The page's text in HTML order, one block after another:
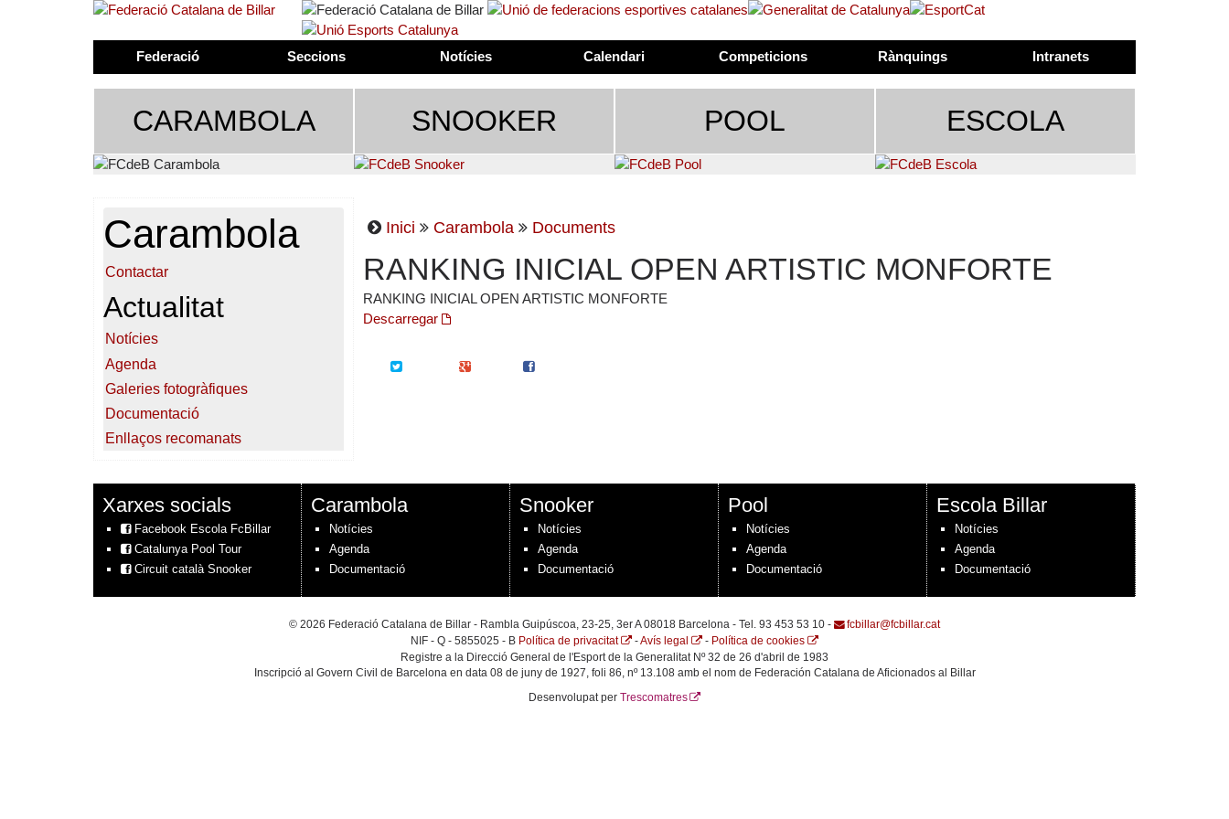
Federació Seccions Notícies Calendari Competicions Rànquings Intranets
CARAMBOLA SNOOKER POOL ESCOLA
Carambola
Contactar
Actualitat
Notícies
Agenda
Galeries fotogràfiques
Documentació
Enllaços recomanats
Inici Carambola Documents
RANKING INICIAL OPEN ARTISTIC MONFORTE
RANKING INICIAL OPEN ARTISTIC MONFORTE
Descarregar
Google+
Xarxes socials
Facebook Escola FcBillar
Catalunya Pool Tour
Circuit català Snooker
Carambola
Notícies
Agenda
Documentació
Snooker
Notícies
Agenda
Documentació
Pool
Notícies
Agenda
Documentació
Escola Billar
Notícies
Agenda
Documentació
© 2026 Federació Catalana de Billar - Rambla Guipúscoa, 23-25, 3er A 08018 Barcelona - Tel. 93 453 53 10 -
fcbillar@fcbillar.cat
NIF - Q - 5855025 - B Política de privacitat -Avís legal - Política de cookies
Registre a la Direcció General de l'Esport de la Generalitat Nº 32 de 26 d'abril de 1983
Inscripció al Govern Civil de Barcelona en data 08 de juny de 1927, foli 86, nº 13.108 amb el nom de Federación Catalana de Aficionados al Billar
Desenvolupat per Trescomatres